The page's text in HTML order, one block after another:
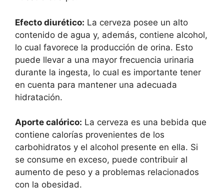
Efecto diurético: La cerveza posee un alto
contenido de agua y, además, contiene alcohol,
lo cual favorece la producción de orina. Esto
puede llevar a una mayor frecuencia urinaria
durante la ingesta, lo cual es importante tener
en cuenta para mantener una adecuada
hidratación.
Aporte calórico: La cerveza es una bebida que
contiene calorías provenientes de los
carbohidratos y el alcohol presente en ella. Si
se consume en exceso, puede contribuir al
aumento de peso y a problemas relacionados
con la obesidad.